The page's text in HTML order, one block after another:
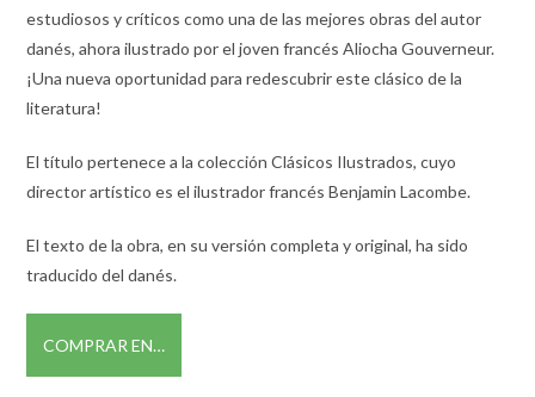
estudiosos y críticos como una de las mejores obras del autor
danés, ahora ilustrado por el joven francés Aliocha Gouverneur.
¡Una nueva oportunidad para redescubrir este clásico de la
literatura!
El título pertenece a la colección Clásicos Ilustrados, cuyo
director artístico es el ilustrador francés Benjamin Lacombe.
El texto de la obra, en su versión completa y original, ha sido
traducido del danés.
COMPRAR EN…